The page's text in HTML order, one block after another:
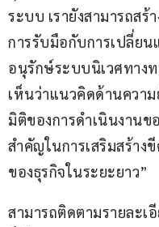
ระบบ เรายังสามารถส
การรับมือกับการเปลี่ย
อนุรักษ์ระบบนิเวศทาง
เห็นว่าแนวคิดด้านควา
มิติของการดำเนินงานข
สำคัญในการเสริมสร้าง
ของธุรกิจในระยะยาว”
สามารถติดตามรายละเ